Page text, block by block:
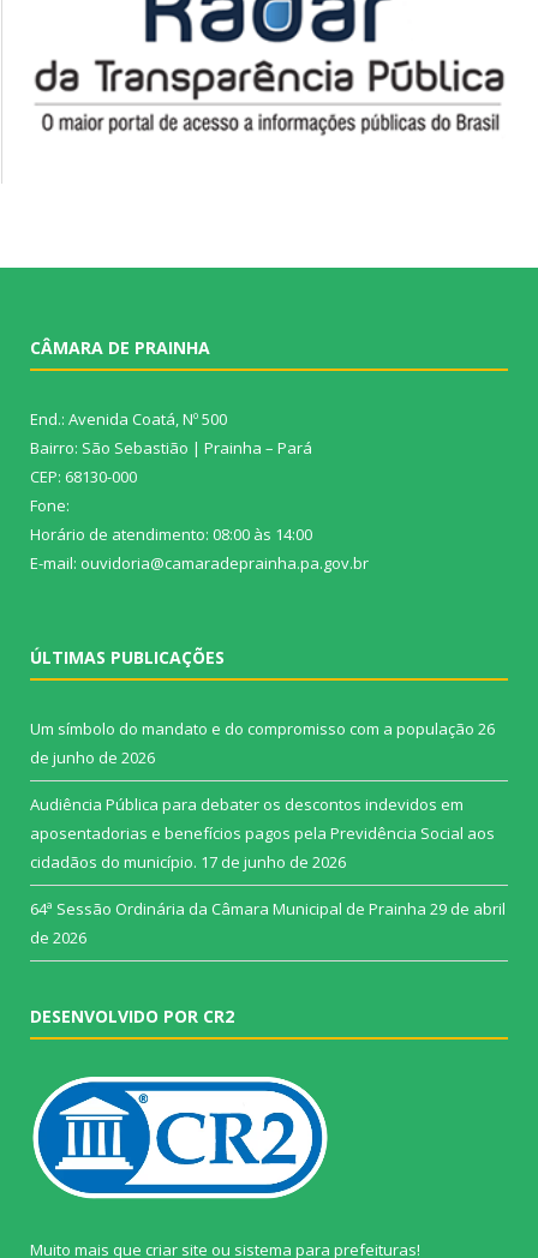
CÂMARA DE PRAINHA
End.: Avenida Coatá, Nº 500
Bairro: São Sebastião | Prainha – Pará
CEP: 68130-000
Fone:
Horário de atendimento: 08:00 às 14:00
E-mail: ouvidoria@camaradeprainha.pa.gov.br
ÚLTIMAS PUBLICAÇÕES
Um símbolo do mandato e do compromisso com a população 26
de junho de 2026
Audiência Pública para debater os descontos indevidos em
aposentadorias e benefícios pagos pela Previdência Social aos
cidadãos do município. 17 de junho de 2026
64ª Sessão Ordinária da Câmara Municipal de Prainha 29 de abril
de 2026
DESENVOLVIDO POR CR2
Muito mais que criar site ou sistema para prefeituras!